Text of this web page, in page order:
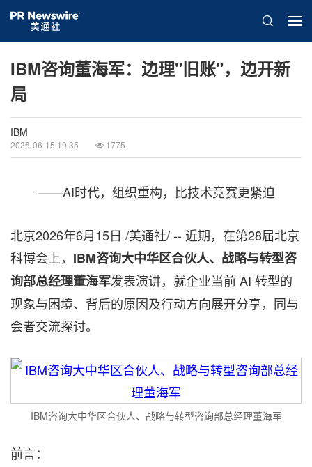
IBM咨询董海军：边理"旧账"，边开新
局
IBM
2026-06-15 19:35 1775
——AI时代，组织重构，比技术竞赛更紧迫
北京2026年6月15日 /美通社/ -- 近期，在第28届北京
科博会上， IBM咨询大中华区合伙人、战略与转型咨
询部总经理董海军发表演讲，就企业当前 AI 转型的
现象与困境、背后的原因及行动方向展开分享，同与
会者交流探讨。
IBM咨询大中华区合伙人、战略与转型咨询部总经理董海军
前言：